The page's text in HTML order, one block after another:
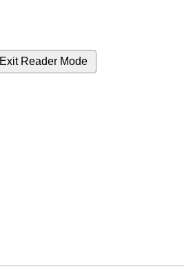
Exit Reader Mode